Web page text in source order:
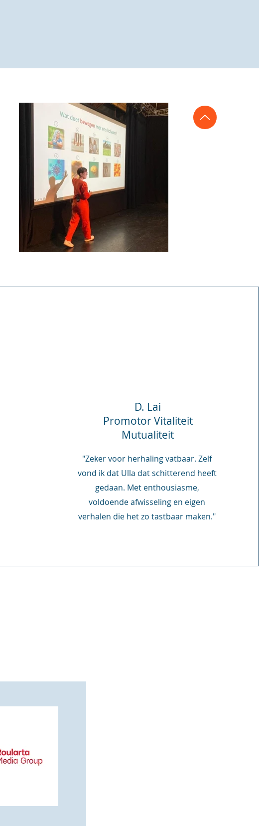
D. Lai
Promotor Vitaliteit
Mutualiteit
"Zeker voor herhaling vatbaar. Zelf
vond ik dat Ulla dat schitterend heeft
gedaan. Met enthousiasme,
voldoende afwisseling en eigen
verhalen die het zo tastbaar maken."